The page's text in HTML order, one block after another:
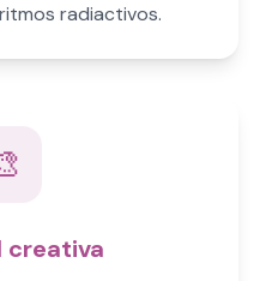
radiactivos.
creativa